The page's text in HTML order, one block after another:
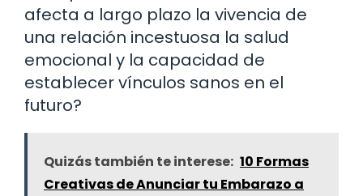
afecta a largo plazo la vivencia de
una relación incestuosa la salud
emocional y la capacidad de
establecer vínculos sanos en el
futuro?
Quizás también te interese: 10 Formas
Creativas de Anunciar tu Embarazo a